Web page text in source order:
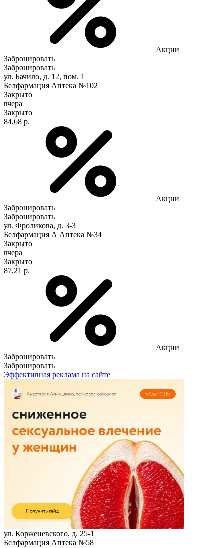
Акции
Забронировать
Забронировать
ул. Бачило, д. 12, пом. 1
Белфармация Аптека №102
Закрыто
вчера
Закрыто
84,68 р.
Акции
Забронировать
Забронировать
ул. Фроликова, д. 3-3
Белфармация А Аптека №34
Закрыто
вчера
Закрыто
87,21 р.
Акции
Забронировать
Забронировать
Эффективная реклама на сайте
ул. Корженевского, д. 25-1
Белфармация Аптека №58